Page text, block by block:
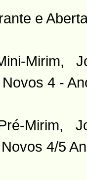
e
Mirim,
4 -
Mirim,
4/5